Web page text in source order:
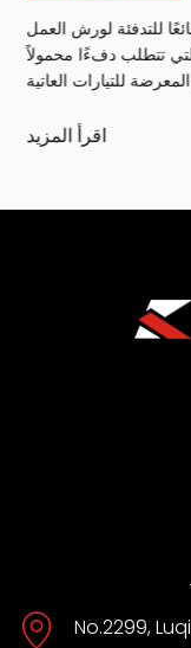
للتدفئة لورش العمل
التي تتطلب دفءًا محمولاً
اقرأ المزيد
No.2299,